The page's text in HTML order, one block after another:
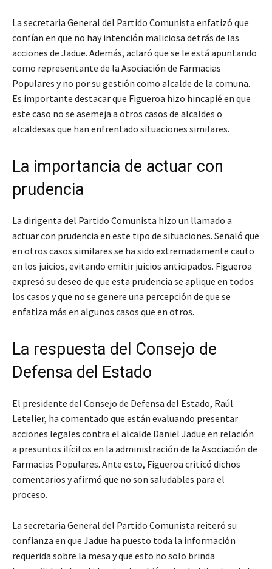
La secretaria General del Partido Comunista enfatizó que
confían en que no hay intención maliciosa detrás de las
acciones de Jadue. Además, aclaró que se le está apuntando
como representante de la Asociación de Farmacias
Populares y no por su gestión como alcalde de la comuna.
Es importante destacar que Figueroa hizo hincapié en que
este caso no se asemeja a otros casos de alcaldes o
alcaldesas que han enfrentado situaciones similares.
La importancia de actuar con
prudencia
La dirigenta del Partido Comunista hizo un llamado a
actuar con prudencia en este tipo de situaciones. Señaló que
en otros casos similares se ha sido extremadamente cauto
en los juicios, evitando emitir juicios anticipados. Figueroa
expresó su deseo de que esta prudencia se aplique en todos
los casos y que no se genere una percepción de que se
enfatiza más en algunos casos que en otros.
La respuesta del Consejo de
Defensa del Estado
El presidente del Consejo de Defensa del Estado, Raúl
Letelier, ha comentado que están evaluando presentar
acciones legales contra el alcalde Daniel Jadue en relación
a presuntos ilícitos en la administración de la Asociación de
Farmacias Populares. Ante esto, Figueroa criticó dichos
comentarios y afirmó que no son saludables para el
proceso.
La secretaria General del Partido Comunista reiteró su
confianza en que Jadue ha puesto toda la información
requerida sobre la mesa y que esto no solo brinda